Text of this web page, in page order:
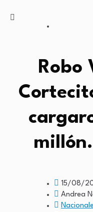
Robo
15/08/
Andrea